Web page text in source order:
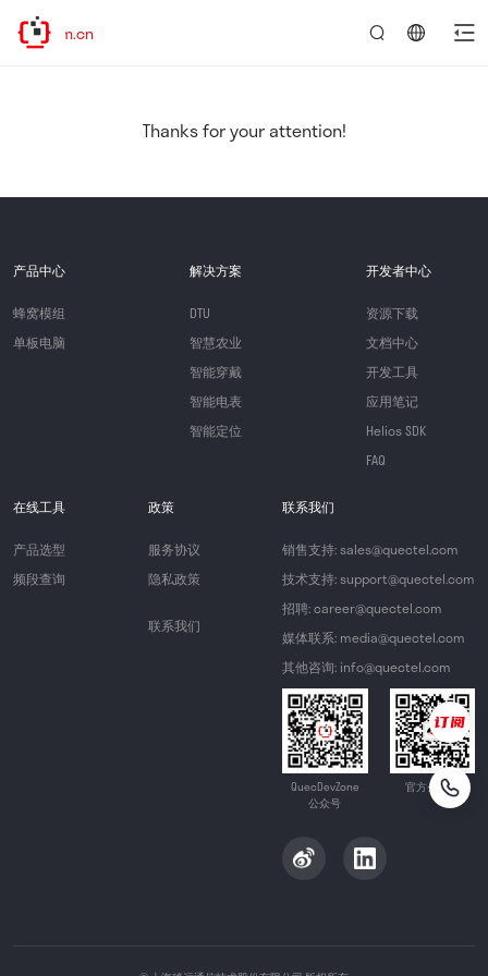
Thanks for your attention!
产品中心
蜂窝模组
单板电脑
解决方案
DTU
智慧农业
智能穿戴
智能电表
智能定位
开发者中心
资源下载
文档中心
开发工具
应用笔记
Helios SDK
FAQ
在线工具
产品选型
频段查询
政策
服务协议
隐私政策
联系我们
联系我们
销售支持: sales@quectel.com
技术支持: support@quectel.com
招聘: career@quectel.com
媒体联系: media@quectel.com
其他咨询: info@quectel.com
QuecDevZone
公众号
官方公众号